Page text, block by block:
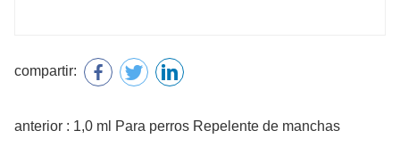
compartir:
anterior : 1,0 ml Para perros Repelente de manchas